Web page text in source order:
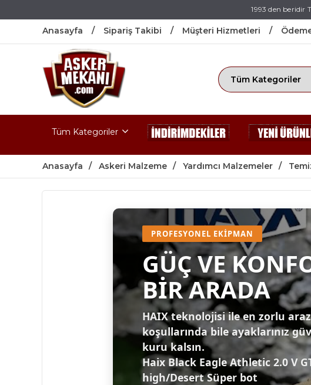
1993 den beridir
Anasayfa Sipariş Takibi Müşteri Hizmetleri
Tüm Kategoriler
Anasayfa Askeri Malzeme Yardımcı Malzemeler
PROFESYONEL EKIPMAN
GÜÇ VE
BİR ARADA
HAIX teknolojisi ile en zorlu
koşullarında bile ayaklarınız
kuru kalsın.
Haix Black Eagle Athletic 2.0 V
high/Desert Süper bot